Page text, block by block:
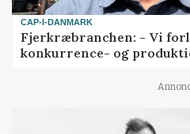
CAP-I-DANMARK
Fjerkræbranchen: - Vi
konkurrence- og